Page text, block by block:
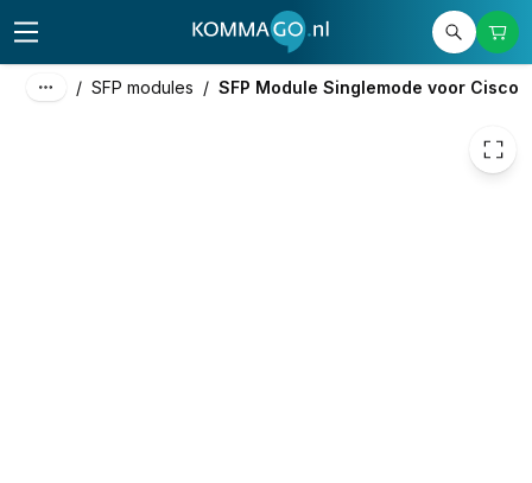
/ SFP modules / SFP Module Singlemode voor Cisco
excl. btw